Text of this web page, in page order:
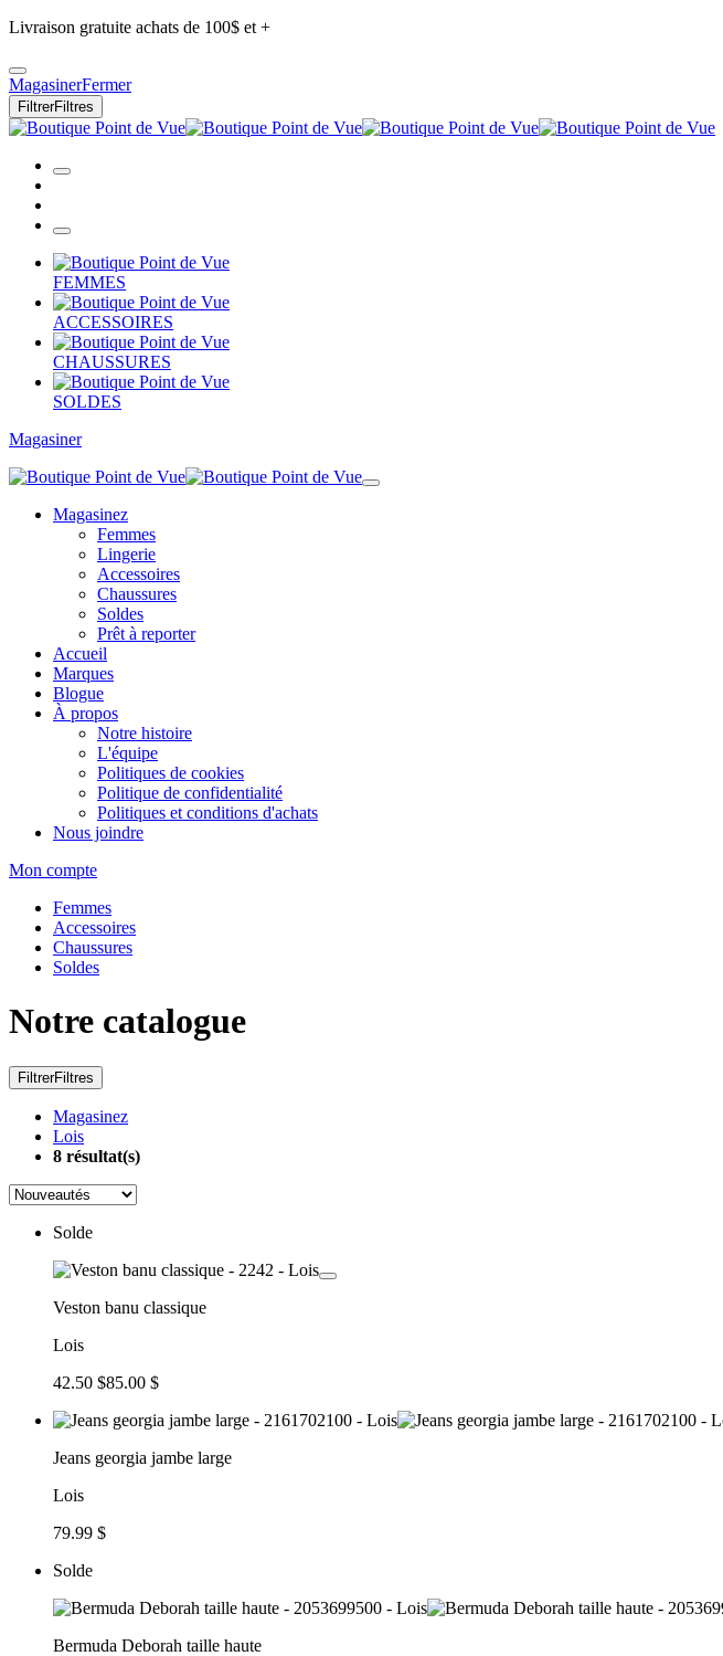
Livraison gratuite achats de 100$ et +
MagasinerFermer
FiltrerFiltres
FEMMES
ACCESSOIRES
CHAUSSURES
SOLDES
Magasiner
Magasinez
Femmes
Lingerie
Accessoires
Chaussures
Soldes
Prêt à reporter
Accueil
Marques
Blogue
À propos
Notre histoire
L'équipe
Politiques de cookies
Politique de confidentialité
Politiques et conditions d'achats
Nous joindre
Mon compte
Femmes
Accessoires
Chaussures
Soldes
Notre catalogue
FiltrerFiltres
Magasinez
Lois
8 résultat(s)
Solde
Veston banu classique
Lois
42.50 $85.00 $
Jeans georgia jambe large
Lois
79.99 $
Solde
Bermuda Deborah taille haute